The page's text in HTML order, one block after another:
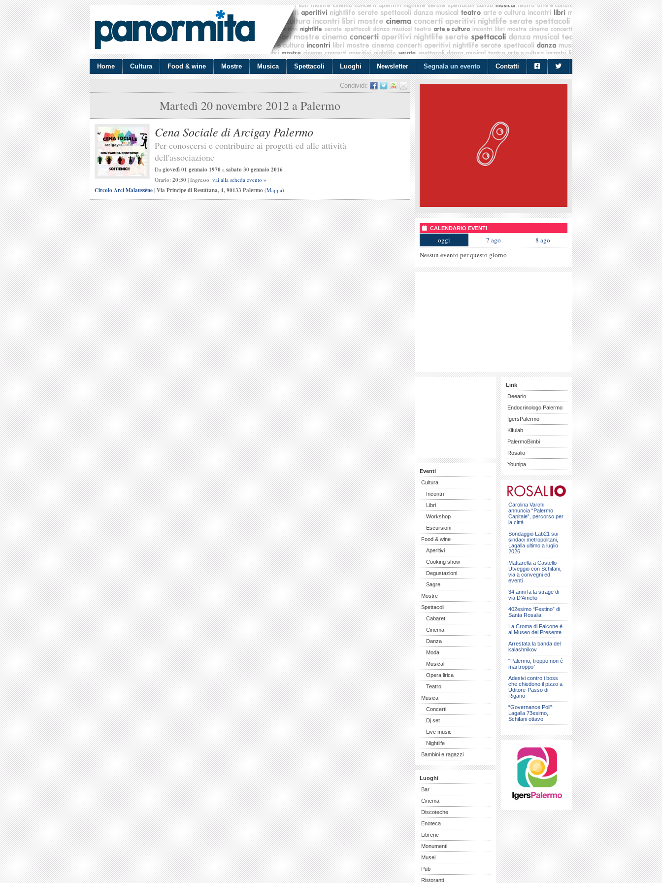
Home Cultura Food & wine Mostre Musica Spettacoli Luoghi Newsletter Segnala un evento Contatti
Condividi:
Martedì 20 novembre 2012 a Palermo
Cena Sociale di Arcigay Palermo
Per conoscersi e contribuire ai progetti ed alle attività
dell'associazione
Da giovedì 01 gennaio 1970 a sabato 30 gennaio 2016
Orario: 20:30 | Ingresso: vai alla scheda evento »
Circolo Arci Malaussène | Via Principe di Resuttana, 4, 90133 Palermo (Mappa)
CALENDARIO EVENTI
oggi 7 ago
8 ago
Nessun evento per questo giorno
Eventi
Cultura
Incontri
Libri
Workshop
Escursioni
Food & wine
Aperitivi
Cooking show
Degustazioni
Sagre
Mostre
Spettacoli
Cabaret
Cinema
Danza
Moda
Musical
Opera lirica
Teatro
Musica
Concerti
Dj set
Live music
Nightlife
Bambini e ragazzi
Luoghi
Bar
Cinema
Discoteche
Enoteca
Librerie
Monumenti
Musei
Pub
Ristoranti
Link
Deeario
Endocrinologo Palermo
IgersPalermo
Kifulab
PalermoBimbi
Rosalio
Younipa
Carolina Varchi
annuncia “Palermo
Capitale”, percorso per
la città
Sondaggio Lab21 sui
sindaci metropolitani,
Lagalla ultimo a luglio
2026
Mattarella a Castello
Utveggio con Schifani,
via a convegni ed
eventi
34 anni fa la strage di
via D’Amelio
402esimo “Festino” di
Santa Rosalia
La Croma di Falcone è
al Museo del Presente
Arrestata la banda del
kalashnikov
“Palermo, troppo non è
mai troppo”
Adesivi contro i boss
che chiedono il pizzo a
Uditore-Passo di
Rigano
“Governance Poll”:
Lagalla 73esimo,
Schifani ottavo